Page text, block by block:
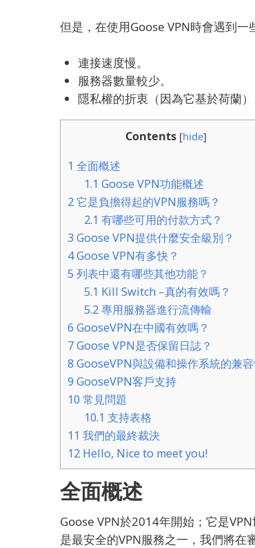
但是，在使用Goose VPN時會遇到一
連接速度慢。
服務器數量較少。
隱私權的折衷（因為它基於荷蘭）
Contents [hide]
1 全面概述
1.1 Goose VPN功能概述
2它是負擔得起的VPN服務嗎？
2.1 有哪些可用的付款方式？
3 Goose VPN提供什麼安全級別？
4Goose VPN有多快？
5 列表中還有哪些其他功能？
5.1 Kill Switch –真的有效嗎？
5.2專用服務器進行流傳輸
6 GooseVPN在中國有效嗎？
7Goose VPN是否保留日誌？
8 GooseVPN與設備和操作系統的兼
9 GooseVPN客戶支持
10 常見問題
10.1 支持表格
11 我們的最終裁決
12 Hello, Nice to meet you!
全面概述
Goose VPN於2014年開始； 它是VPN
是最安全的VPN服務之一，我們將在